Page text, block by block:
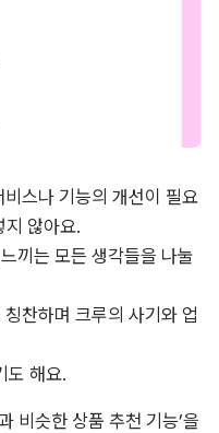
비스나 기능의 개선이 필요
지 않아요.
끼는 모든 생각들을 나눌
찬하며 크루의 사기와 업
도 해요.
비슷한 상품 추천 기능’을